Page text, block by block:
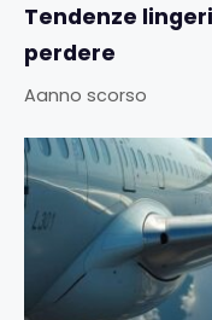
Tendenze
perdere
Aanno scorso